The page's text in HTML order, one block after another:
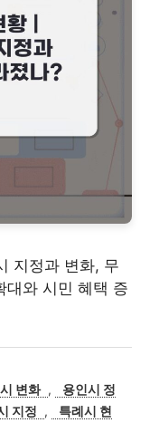
지정과 변화, 무
대와 시민 혜택 증
변화 ,
용인시 정
지정 ,
특례시 현